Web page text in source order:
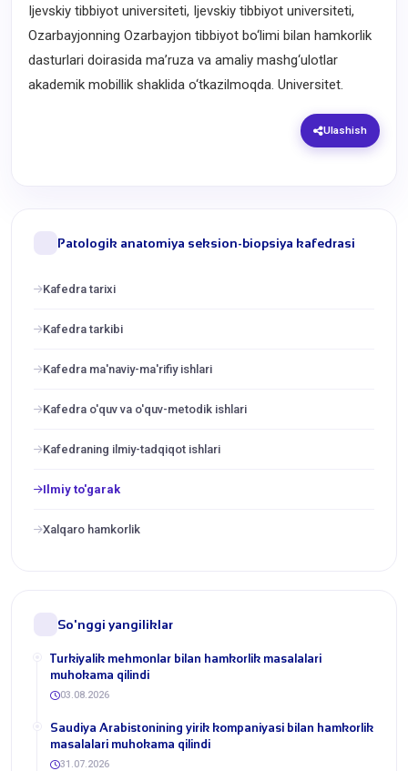
Ijevskiy tibbiyot universiteti, Ijevskiy tibbiyot universiteti,
Ozarbayjonning Ozarbayjon tibbiyot bo‘limi bilan hamkorlik
dasturlari doirasida ma’ruza va amaliy mashg‘ulotlar
akademik mobillik shaklida o‘tkazilmoqda. Universitet.
Ulashish
Patologik anatomiya seksion-biopsiya kafedrasi
Kafedra tarixi
Kafedra tarkibi
Kafedra ma'naviy-ma'rifiy ishlari
Kafedra o'quv va o'quv-metodik ishlari
Kafedraning ilmiy-tadqiqot ishlari
Ilmiy to'garak
Xalqaro hamkorlik
So'nggi yangiliklar
Turkiyalik mehmonlar bilan hamkorlik masalalari
muhokama qilindi
03.08.2026
​Saudiya Arabistonining yirik kompaniyasi bilan hamkorlik
masalalari muhokama qilindi
31.07.2026